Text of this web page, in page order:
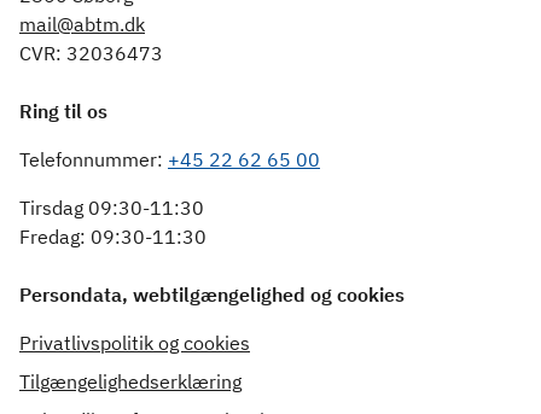
mail@abtm.dk
CVR: 32036473
Ring til os
Telefonnummer: +45 22 62 65 00
Tirsdag 09:30-11:30
Fredag: 09:30-11:30
Persondata, webtilgængelighed og cookies
Privatlivspolitik og cookies
Tilgængelighedserklæring